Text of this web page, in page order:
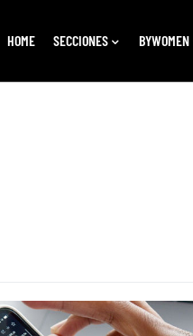
HOME SECCIONES BYWOMEN